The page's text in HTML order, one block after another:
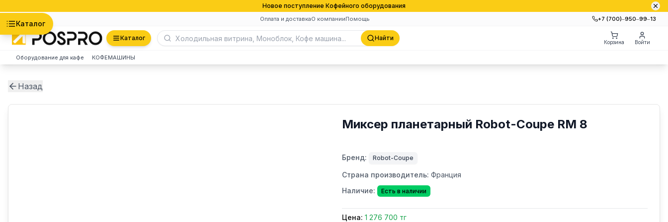
Новое поступление Кофейного оборудования
Оплата и доставкаО компанииПомощь +7 (700)‒950‒99‒13
Каталог
Каталог Найти
Корзина Войти
Оборудование для кафе КОФЕМАШИНЫ
Назад
Миксер планетарный Robot-Coupe RM 8
Бренд: Robot-Coupe
Страна производитель: Франция
Наличие:
Есть в наличии
Цена: 1 276 700 тг